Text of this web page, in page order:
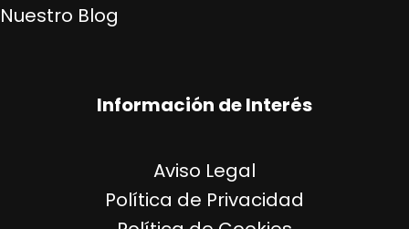
Nuestro Blog
Información de Interés
Aviso Legal
Política de Privacidad